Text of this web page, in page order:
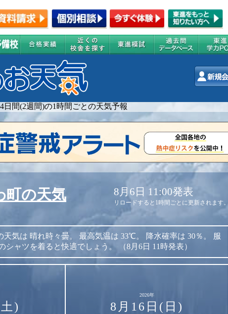
日間(2週間)の1時間ごとの天気予報
町の天気 8月6日 11:00発表
リロードすると1時間ごとに更新されます。
天気は 晴れ時々曇。 最高気温は 33℃。 降水確率は 30％。
服
シャツを着ると快適でしょう。 （8月6日 11時発表）
)
2026年
8月16日(日)